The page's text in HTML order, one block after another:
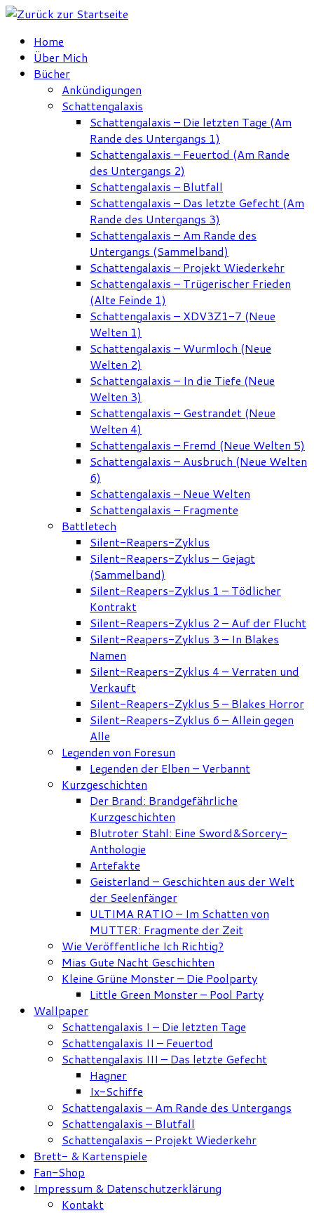
Zum
springenHome
Über Mich
Bücher
Ankündigungen
Schattengalaxis
Schattengalaxis – Die letzten Tage (Am
Rande des Untergangs 1)
Schattengalaxis – Feuertod (Am Rande
des Untergangs 2)
Schattengalaxis – Blutfall
Schattengalaxis – Das letzte Gefecht (Am
Rande des Untergangs 3)
Schattengalaxis – Am Rande des
Untergangs (Sammelband)
Schattengalaxis – Projekt Wiederkehr
Schattengalaxis – Trügerischer Frieden
(Alte Feinde 1)
Schattengalaxis – XDV3Z1-7 (Neue
Welten 1)
Schattengalaxis – Wurmloch (Neue
Welten 2)
Schattengalaxis – In die Tiefe (Neue
Welten 3)
Schattengalaxis – Gestrandet (Neue
Welten 4)
Schattengalaxis – Fremd (Neue Welten 5)
Schattengalaxis – Ausbruch (Neue Welten
6)
Schattengalaxis – Neue Welten
Schattengalaxis – Fragmente
Battletech
Silent-Reapers-Zyklus
Silent-Reapers-Zyklus – Gejagt
(Sammelband)
Silent-Reapers-Zyklus 1 – Tödlicher
Kontrakt
Silent-Reapers-Zyklus 2 – Auf der Flucht
Silent-Reapers-Zyklus 3 – In Blakes
Namen
Silent-Reapers-Zyklus 4 – Verraten und
Verkauft
Silent-Reapers-Zyklus 5 – Blakes Horror
Silent-Reapers-Zyklus 6 – Allein gegen
Alle
Legenden von Foresun
Legenden der Elben – Verbannt
Kurzgeschichten
Der Brand: Brandgefährliche
Kurzgeschichten
Blutroter Stahl: Eine Sword&Sorcery-
Anthologie
Artefakte
Geisterland – Geschichten aus der Welt
der Seelenfänger
ULTIMA RATIO – Im Schatten von
MUTTER: Fragmente der Zeit
Wie Veröffentliche Ich Richtig?
Mias Gute Nacht Geschichten
Kleine Grüne Monster – Die Poolparty
Little Green Monster – Pool Party
Wallpaper
Schattengalaxis I – Die letzten Tage
Schattengalaxis II – Feuertod
Schattengalaxis III – Das letzte Gefecht
Hagner
Ix-Schiffe
Schattengalaxis – Am Rande des Untergangs
Schattengalaxis – Blutfall
Schattengalaxis – Projekt Wiederkehr
Brett- & Kartenspiele
Fan-Shop
Impressum & Datenschutzerklärung
Kontakt